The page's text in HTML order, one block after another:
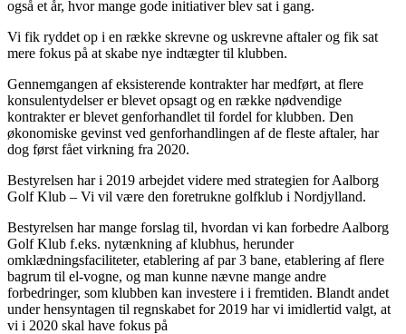
også et år, hvor mange gode initiativer blev sat i gang.
Vi fik ryddet op i en række skrevne og uskrevne aftaler og fik sat
mere fokus på at skabe nye indtægter til klubben.
Gennemgangen af eksisterende kontrakter har medført, at flere
konsulentydelser er blevet opsagt og en række nødvendige
kontrakter er blevet genforhandlet til fordel for klubben. Den
økonomiske gevinst ved genforhandlingen af de fleste aftaler, har
dog først fået virkning fra 2020.
Bestyrelsen har i 2019 arbejdet videre med strategien for Aalborg
Golf Klub – Vi vil være den foretrukne golfklub i Nordjylland.
Bestyrelsen har mange forslag til, hvordan vi kan forbedre Aalborg
Golf Klub f.eks. nytænkning af klubhus, herunder
omklædningsfaciliteter, etablering af par 3 bane, etablering af flere
bagrum til el-vogne, og man kunne nævne mange andre
forbedringer, som klubben kan investere i i fremtiden. Blandt andet
under hensyntagen til regnskabet for 2019 har vi imidlertid valgt, at
vi i 2020 skal have fokus på